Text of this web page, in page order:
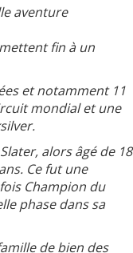
aventure
fin à un
et notamment 11
mondial et une
alors âgé de 18
Ce fut une
Champion du
phase dans sa
de bien des